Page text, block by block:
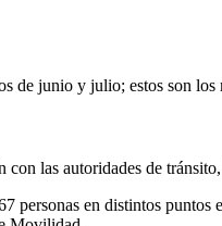
de junio y julio; estos son
las autoridades de
personas en distintos